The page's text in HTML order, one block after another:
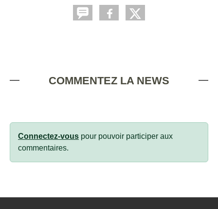
COMMENTEZ LA NEWS
Connectez-vous pour pouvoir participer aux
commentaires.